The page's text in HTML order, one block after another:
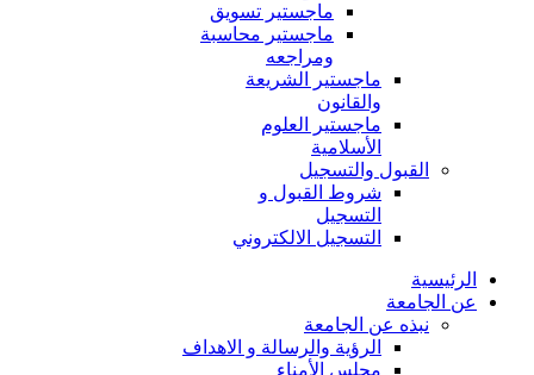
ماجستير تسويق
ماجستير محاسبة
ومراجعه
ماجستير الشريعة
والقانون
ماجستير العلوم
الأسلامية
القبول والتسجيل
شروط القبول و
التسجيل
التسجيل الالكتروني
الرئيسية
عن الجامعة
نبذه عن الجامعة
الرؤية والرسالة و الاهداف
مجلس الأمناء